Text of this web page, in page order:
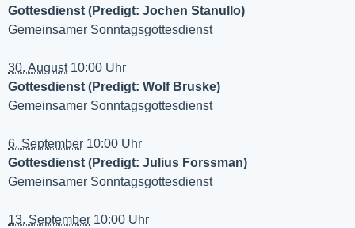
Gottesdienst (Predigt: Jochen Stanullo)
Gemeinsamer Sonntagsgottesdienst
30. August10:00 Uhr
Gottesdienst (Predigt: Wolf Bruske)
Gemeinsamer Sonntagsgottesdienst
6. September 10:00 Uhr
Gottesdienst (Predigt: Julius Forssman)
Gemeinsamer Sonntagsgottesdienst
13. September 10:00 Uhr